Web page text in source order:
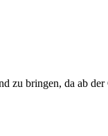
bringen, da ab